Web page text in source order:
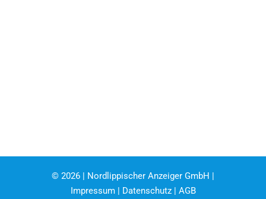
© 2026 | Nordlippischer Anzeiger GmbH |
Impressum| Datenschutz| AGB